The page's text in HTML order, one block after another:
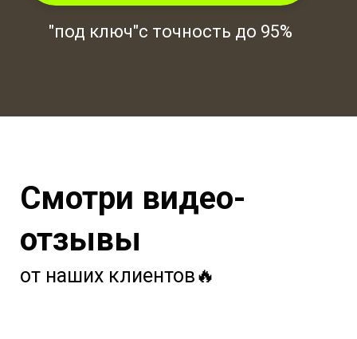
"под ключ"с точность до 95%
Смотри видео-
отзывы
от наших клиентов🔥